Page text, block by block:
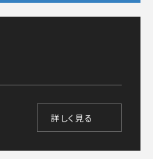
詳しく見る